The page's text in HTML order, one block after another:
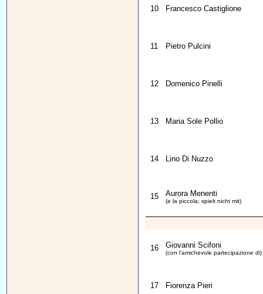
10 Francesco Castiglione
11 Pietro Pulcini
12 Domenico Pinelli
13 Maria Sole Pollio
14 Lino Di Nuzzo
15 Aurora Menenti
(e la piccola; spielt nicht mit)
16 Giovanni Scifoni
(con l'amichevole partecipazione di)
17 Fiorenza Pieri